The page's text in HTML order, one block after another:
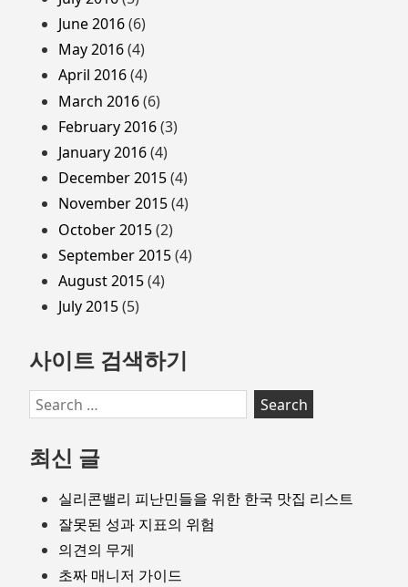
June 2016(6)
May 2016(4)
April 2016(4)
March 2016(6)
February 2016(3)
January 2016(4)
December 2015(4)
November 2015(4)
October 2015(2)
September 2015(4)
August 2015(4)
July 2015(5)
사이트 검색하기
Search
for:
최신 글
실리콘밸리 피난민들을 위한 한국 맛집 리스트
잘못된 성과 지표의 위험
의견의 무게
초짜 매니저 가이드